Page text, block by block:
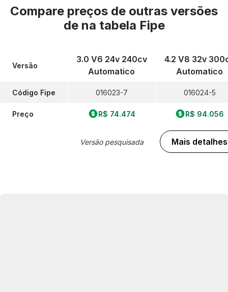
Compare preços de outras versões
de na tabela Fipe
Versão
Código Fipe
Preço
3.0 V6 24v 240cv
Automatico
016023-7
R$ 74.474
Versão pesquisada
4.2 V8 32v
Automatico
016024-5
R$ 94.056
Mais detalhes